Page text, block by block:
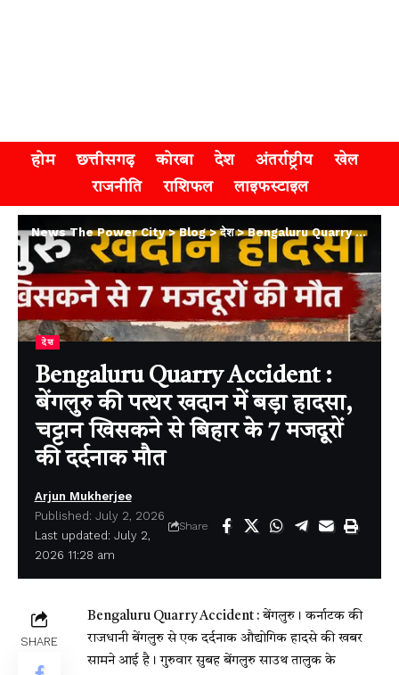
होम छत्तीसगढ़ कोरबा देश अंतर्राष्ट्रीय
खेल
राजनीति
राशिफल लाइफस्टाइल
News The Power City>Blog>देश>Bengaluru Quarry Accident : बेंगलुरु की पत्थर खदान में बड़ा हादसा, चट्टान खिसकने से बिहार के 7 मजदूरों की दर्दनाक मौत
देश
Bengaluru Quarry Accident :
बेंगलुरु की पत्थर खदान में बड़ा हादसा,
चट्टान खिसकने से बिहार के 7 मजदूरों
की दर्दनाक मौत
Last updated: July 2,
2026 11:28 am
Arjun Mukherjee
Published: July 2, 2026
Share
SHARE
Bengaluru Quarry Accident : बेंगलुरु। कर्नाटक की
राजधानी बेंगलुरु से एक दर्दनाक औद्योगिक हादसे की खबर
सामने आई है। गुरुवार सुबह बेंगलुरु साउथ तालुक के